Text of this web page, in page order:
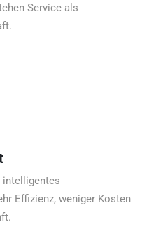
Service als
intelligentes
Effizienz, weniger Kosten